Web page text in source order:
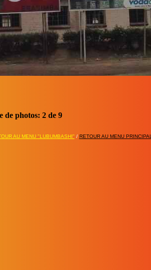
de photos: 3 de 9
AU MENU "LUBUMBASHI" / RETOUR AU MENU PRINCIPAL